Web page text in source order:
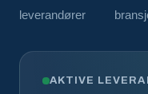
leverandører
AKTIVE